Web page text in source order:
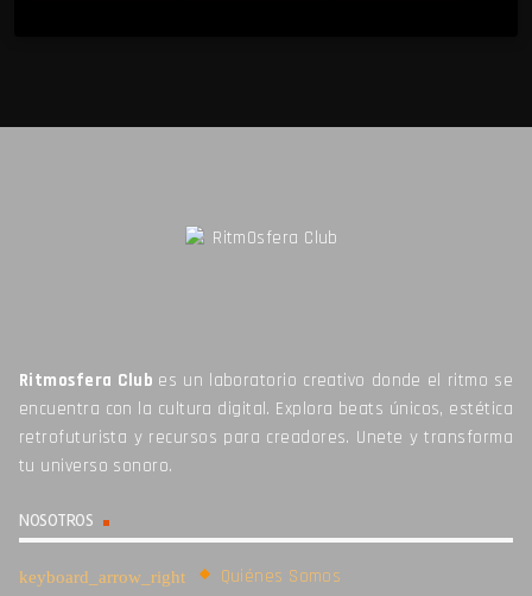
Ritmosfera Club es un laboratorio creativo donde el ritmo se
encuentra con la cultura digital. Explora beats únicos, estética
retrofuturista y recursos para creadores. Unete y transforma
tu universo sonoro.
NOSOTROS
Quiénes Somos